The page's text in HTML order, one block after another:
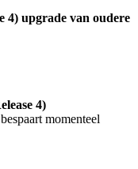
4) upgrade van oudere
4)
momenteel